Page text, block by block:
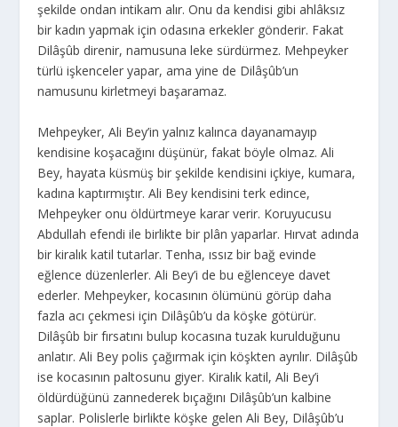
şekilde ondan intikam alır. Onu da kendisi gibi ahlâksız
bir kadın yapmak için odasına erkekler gönderir. Fakat
Dilâşûb direnir, namusuna leke sürdürmez. Mehpeyker
türlü işkenceler yapar, ama yine de Dilâşûb’un
namusunu kirletmeyi başaramaz.
Mehpeyker, Ali Bey’in yalnız kalınca dayanamayıp
kendisine koşacağını düşünür, fakat böyle olmaz. Ali
Bey, hayata küsmüş bir şekilde kendisini içkiye, kumara,
kadına kaptırmıştır. Ali Bey kendisini terk edince,
Mehpeyker onu öldürtmeye karar verir. Koruyucusu
Abdullah efendi ile birlikte bir plân yaparlar. Hırvat adında
bir kiralık katil tutarlar. Tenha, ıssız bir bağ evinde
eğlence düzenlerler. Ali Bey’i de bu eğlenceye davet
ederler. Mehpeyker, kocasının ölümünü görüp daha
fazla acı çekmesi için Dilâşûb’u da köşke götürür.
Dilâşûb bir fırsatını bulup kocasına tuzak kurulduğunu
anlatır. Ali Bey polis çağırmak için köşkten ayrılır. Dilâşûb
ise kocasının paltosunu giyer. Kiralık katil, Ali Bey’i
öldürdüğünü zannederek bıçağını Dilâşûb’un kalbine
saplar. Polislerle birlikte köşke gelen Ali Bey, Dilâşûb’u